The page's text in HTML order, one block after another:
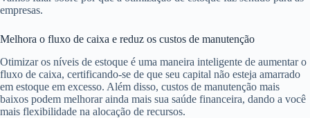
empresas.
Melhora o fluxo de caixa e reduz os custos de manutenção
Otimizar os níveis de estoque é uma maneira inteligente de aumentar o
fluxo de caixa, certificando-se de que seu capital não esteja amarrado
em estoque em excesso. Além disso, custos de manutenção mais
baixos podem melhorar ainda mais sua saúde financeira, dando a você
mais flexibilidade na alocação de recursos.